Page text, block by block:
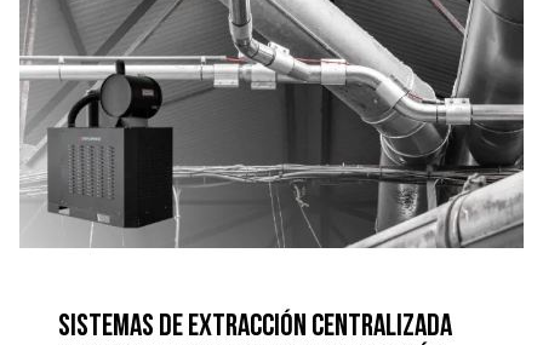
Sistemas de extracción centralizada